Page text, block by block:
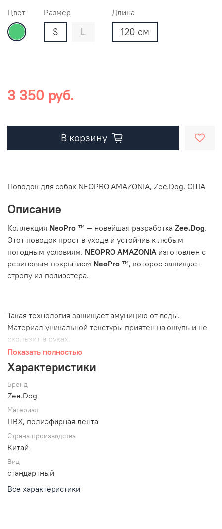
Цвет Размер
S L
Длина
120 см
3 350 руб.
В корзину
Поводок для собак NEOPRO AMAZONIA, Zee.Dog, США
Описание
Коллекция NeoPro ™ — новейшая разработка Zee.Dog.
Этот поводок прост в уходе и устойчив к любым
погодным условиям. NEOPRO AMAZONIA изготовлен с
резиновым покрытием NeoPro ™, которое защищает
стропу из полиэстера.
Такая технология защищает амуницию от воды.
Материал уникальной текстуры приятен на ощупь и не
скользит в руках.
Элементы карабина сделаны в едином цветовом
решении.
Длина поводка 120 см., не слишком длинная и не
слишком короткая. Идеально для безопасной прогулки.
Благодаря материалу поводка, питомец может активно
гулять и плавать в амуниции.
Показать полностью
Характеристики
Бренд
Zee.Dog
Материал
ПВХ, полиэфирная лента
Страна производства
Китай
Вид
стандартный
Все характеристики